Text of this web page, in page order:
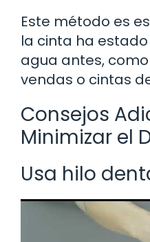
Este método es
la cinta ha
agua antes,
vendas o cintas
Consejos
Minimizar el
Usa hilo